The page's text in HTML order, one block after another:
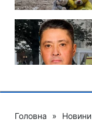
Головна » Новини